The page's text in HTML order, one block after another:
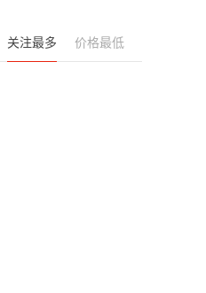
关注最多 价格最低